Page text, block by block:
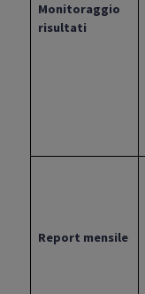
Monitoraggio
risultati
Report mensile